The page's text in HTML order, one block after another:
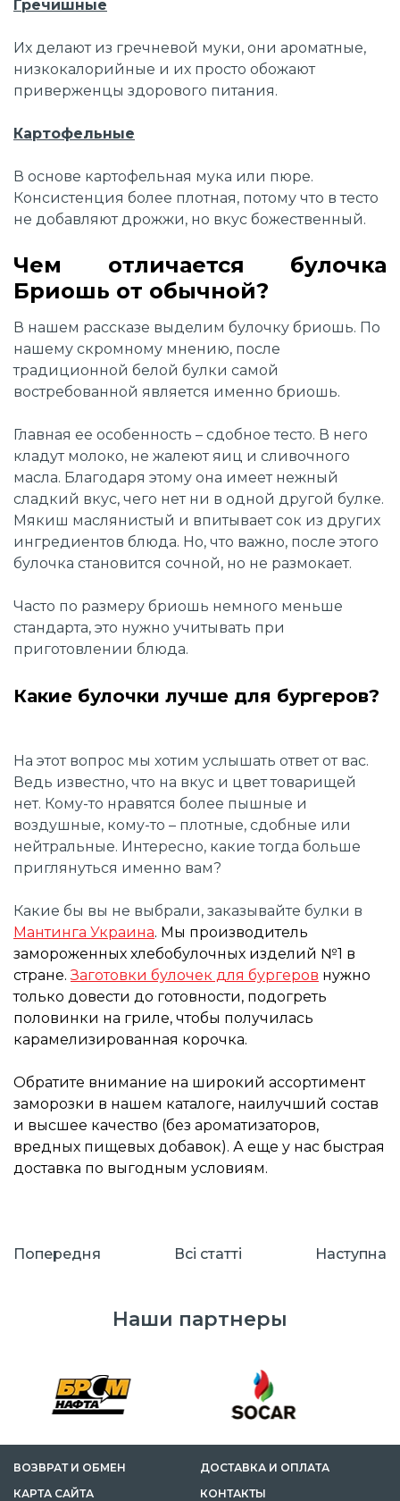
Гречишные
Их делают из гречневой муки, они ароматные,
низкокалорийные и их просто обожают
приверженцы здорового питания.
Картофельные
В основе картофельная мука или пюре.
Консистенция более плотная, потому что в тесто
не добавляют дрожжи, но вкус божественный.
Чем отличается булочка
Бриошь от обычной?
В нашем рассказе выделим булочку бриошь. По
нашему скромному мнению, после
традиционной белой булки самой
востребованной является именно бриошь.
Главная ее особенность – сдобное тесто. В него
кладут молоко, не жалеют яиц и сливочного
масла. Благодаря этому она имеет нежный
сладкий вкус, чего нет ни в одной другой булке.
Мякиш маслянистый и впитывает сок из других
ингредиентов блюда. Но, что важно, после этого
булочка становится сочной, но не размокает.
Часто по размеру бриошь немного меньше
стандарта, это нужно учитывать при
приготовлении блюда.
Какие булочки лучше для бургеров?
На этот вопрос мы хотим услышать ответ от вас.
Ведь известно, что на вкус и цвет товарищей
нет. Кому-то нравятся более пышные и
воздушные, кому-то – плотные, сдобные или
нейтральные. Интересно, какие тогда больше
приглянуться именно вам?
Какие бы вы не выбрали, заказывайте булки в
Мантинга Украина. Мы производитель
замороженных хлебобулочных изделий №1 в
стране.Заготовки булочек для бургеров нужно
только довести до готовности, подогреть
половинки на гриле, чтобы получилась
карамелизированная корочка.
Обратите внимание на широкий ассортимент
заморозки в нашем каталоге, наилучший состав
и высшее качество (без ароматизаторов,
вредных пищевых добавок). А еще у нас быстрая
доставка по выгодным условиям.
Попередня Всі cтатті Наступна
Наши партнеры
ВОЗВРАТ И ОБМЕН
ДОСТАВКА И ОПЛАТА
КАРТА САЙТА
КОНТАКТЫ